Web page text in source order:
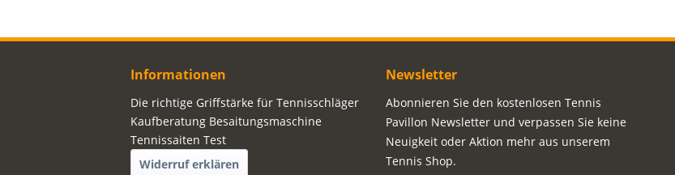
Informationen
Die richtige Griffstärke für Tennisschläger
Kaufberatung Besaitungsmaschine
Tennissaiten Test
Widerruf erklären
Newsletter
Abonnieren Sie den kostenlosen Tennis
Pavillon Newsletter und verpassen Sie keine
Neuigkeit oder Aktion mehr aus unserem
Tennis Shop.